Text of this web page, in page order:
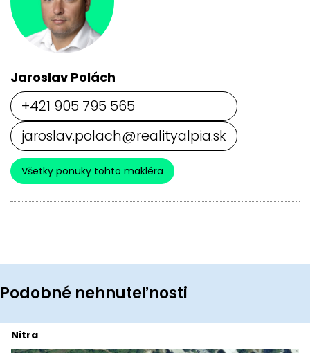
Jaroslav Polách
+421 905 795 565
jaroslav.polach@realityalpia.sk
Všetky ponuky tohto makléra
Podobné nehnuteľnosti
Nitra